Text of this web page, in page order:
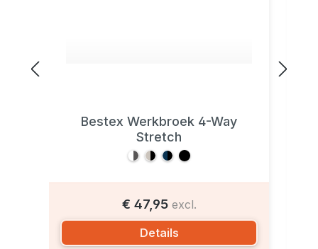
Bestex Werkbroek 4-Way
Stretch
€ 47,95 excl.
Details